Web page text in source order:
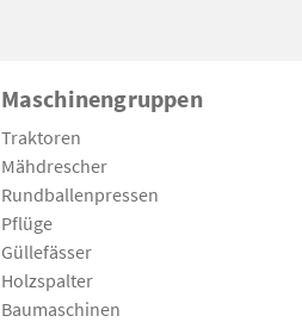
Maschinengruppen
Traktoren
Mähdrescher
Rundballenpressen
Pflüge
Güllefässer
Holzspalter
Baumaschinen